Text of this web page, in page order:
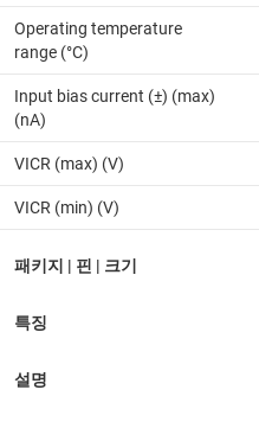
Operating temperature
range (°C)
Input bias current (±) (max)
(nA)
VICR (max) (V)
VICR (min) (V)